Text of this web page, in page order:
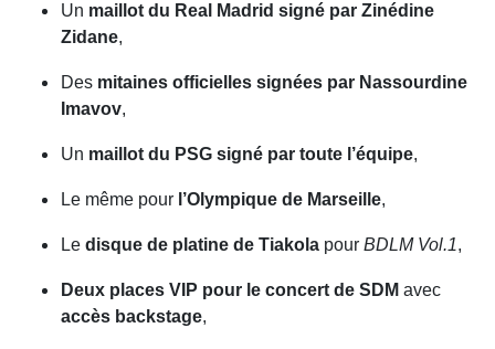
Un maillot du Real Madrid signé par Zinédine
Zidane,
Des mitaines officielles signées par Nassourdine
Imavov,
Un maillot du PSG signé par toute l’équipe,
Le même pour l’Olympique de Marseille,
Le disque de platine de Tiakola pour BDLM Vol.1,
Deux places VIP pour le concert de SDM avec
accès backstage,